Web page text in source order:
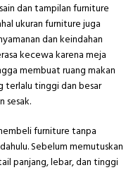
dan tampilan furniture
ukuran furniture juga
dan keindahan
kecewa karena meja
membuat ruang makan
terlalu tinggi dan besar
sesak.
furniture tanpa
Sebelum memutuskan
panjang, lebar, dan tinggi